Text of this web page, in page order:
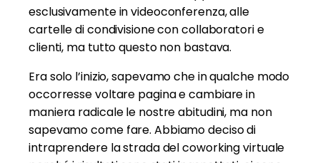
esclusivamente in videoconferenza, alle
cartelle di condivisione con collaboratori e
clienti, ma tutto questo non bastava.
Era solo l’inizio, sapevamo che in qualche modo
occorresse voltare pagina e cambiare in
maniera radicale le nostre abitudini, ma non
sapevamo come fare. Abbiamo deciso di
intraprendere la strada del coworking virtuale